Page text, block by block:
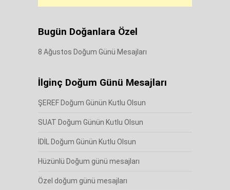
Bugün Doğanlara Özel
8 Ağustos Doğum Günü Mesajları
İlginç Doğum Günü Mesajları
ŞEREF Doğum Günün Kutlu Olsun
SUAT Doğum Günün Kutlu Olsun
İDİL Doğum Günün Kutlu Olsun
Hüzünlü Doğum günü mesajları
Özel doğum günü mesajları